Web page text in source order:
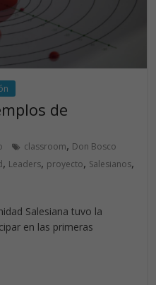
de
classroom, Don Bosco
, Leaders, proyecto, Salesianos,
Salesiana tuvo la
en las primeras